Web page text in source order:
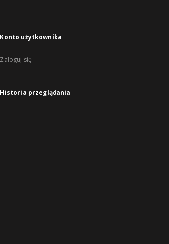
Konto użytkownika
Zaloguj się
Historia przeglądania